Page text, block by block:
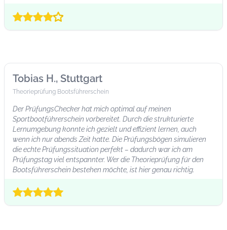
Tobias H., Stuttgart
Theorieprüfung Bootsführerschein
Der PrüfungsChecker hat mich optimal auf meinen
Sportbootführerschein vorbereitet. Durch die strukturierte
Lernumgebung konnte ich gezielt und effizient lernen, auch
wenn ich nur abends Zeit hatte. Die Prüfungsbögen simulieren
die echte Prüfungssituation perfekt – dadurch war ich am
Prüfungstag viel entspannter. Wer die Theorieprüfung für den
Bootsführerschein bestehen möchte, ist hier genau richtig.